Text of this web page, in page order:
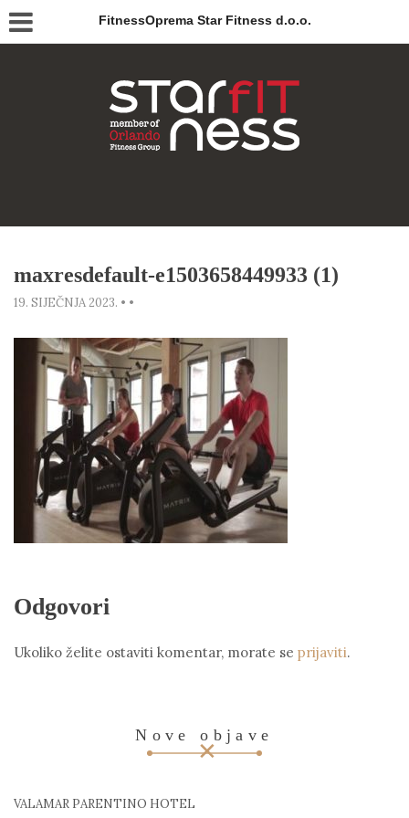
FitnessOprema Star Fitness d.o.o.
maxresdefault-e1503658449933 (1)
19. SIJEČNJA 2023. • •
Odgovori
Ukoliko želite ostaviti komentar, morate se prijaviti.
Nove objave
VALAMAR PARENTINO HOTEL